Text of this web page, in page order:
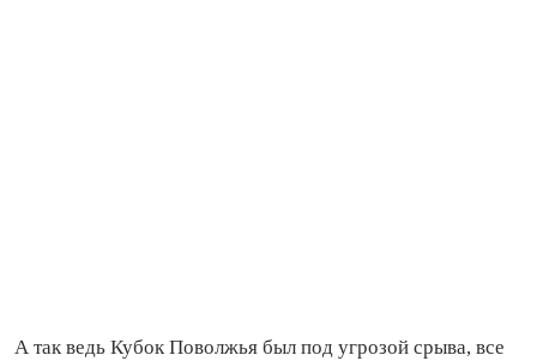
А так ведь Кубок Поволжья был под угрозой срыва, все